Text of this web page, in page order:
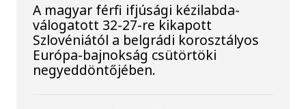
A magyar férfi ifjúsági kézilabda-
válogatott 32-27-re kikapott
Szlovéniától a belgrádi korosztályos
Európa-bajnokság csütörtöki
negyeddöntőjében.